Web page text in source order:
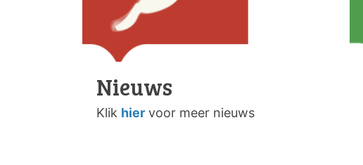
Nieuws
Klik hier voor meer nieuws